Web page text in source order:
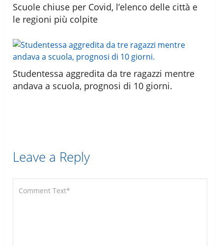
Scuole chiuse per Covid, l’elenco delle città e
le regioni più colpite
Studentessa aggredita da tre ragazzi mentre
andava a scuola, prognosi di 10 giorni.
Leave a Reply